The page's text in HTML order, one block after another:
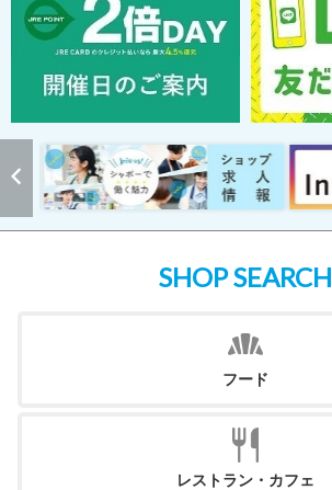
SHOP SEARCH
フード
レストラン・カフェ